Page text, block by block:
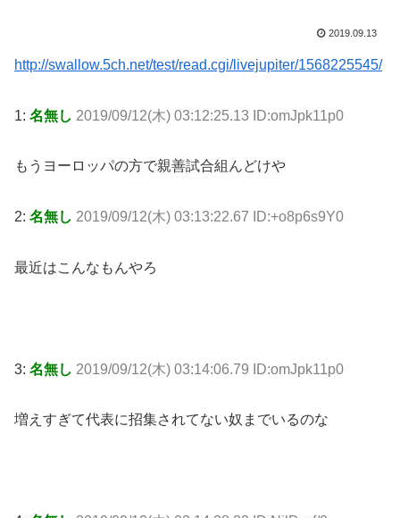
2019.09.13
http://swallow.5ch.net/test/read.cgi/livejupiter/1568225545/
1: 名無し 2019/09/12(木) 03:12:25.13 ID:omJpk11p0
もうヨーロッパの方で親善試合組んどけや
2: 名無し 2019/09/12(木) 03:13:22.67 ID:+o8p6s9Y0
最近はこんなもんやろ
3: 名無し 2019/09/12(木) 03:14:06.79 ID:omJpk11p0
増えすぎて代表に招集されてない奴までいるのな